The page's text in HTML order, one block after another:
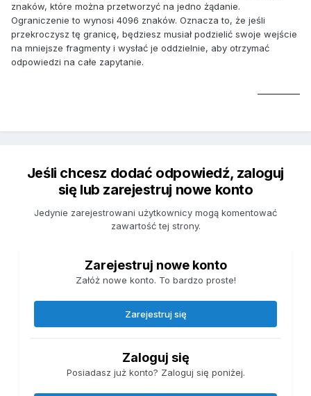
znaków, które można przetworzyć na jedno żądanie.
Ograniczenie to wynosi 4096 znaków. Oznacza to, że jeśli
przekroczysz tę granicę, będziesz musiał podzielić swoje wejście
na mniejsze fragmenty i wysłać je oddzielnie, aby otrzymać
odpowiedzi na całe zapytanie.
Jeśli chcesz dodać odpowiedź, zaloguj
się lub zarejestruj nowe konto
Jedynie zarejestrowani użytkownicy mogą komentować
zawartość tej strony.
Zarejestruj nowe konto
Załóż nowe konto. To bardzo proste!
Zarejestruj się
Zaloguj się
Posiadasz już konto? Zaloguj się poniżej.